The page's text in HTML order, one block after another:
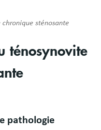
sténosante
ténosynovite
pathologie